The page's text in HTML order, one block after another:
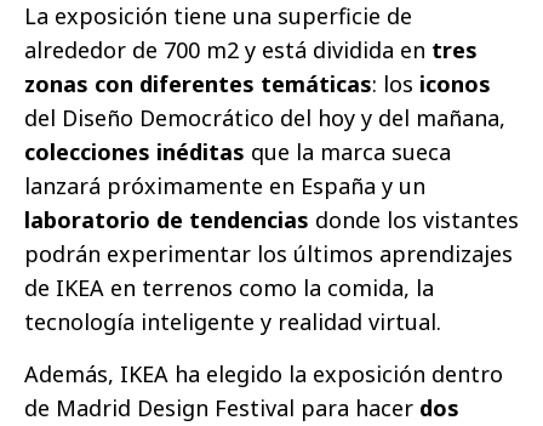
La exposición tiene una superficie de
alrededor de 700 m2 y está dividida en tres
zonas con diferentes temáticas: los iconos
del Diseño Democrático del hoy y del mañana,
colecciones inéditas que la marca sueca
lanzará próximamente en España y un
laboratorio de tendencias donde los vistantes
podrán experimentar los últimos aprendizajes
de IKEA en terrenos como la comida, la
tecnología inteligente y realidad virtual.
Además, IKEA ha elegido la exposición dentro
de Madrid Design Festival para hacer dos